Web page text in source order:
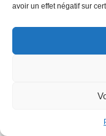
avoir un effet négatif sur